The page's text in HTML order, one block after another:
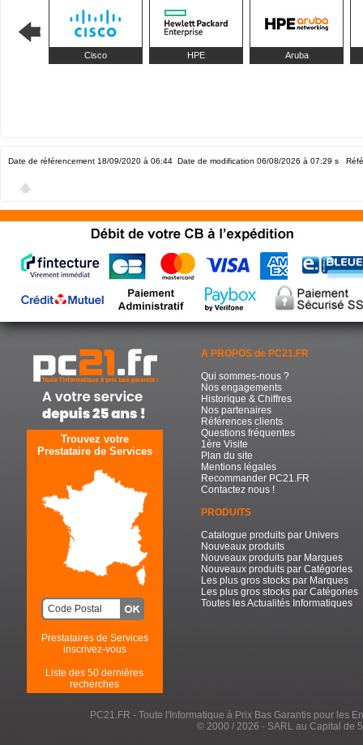
Cisco HPE Aruba
Date de référencement 18/09/2020 à 06:44 Date de modification 06/08/2026 à 07:29 s
Trouvez votre
Prestataire de Services
Prestataires de Services
inscrivez-vous
Liste des 50 dernières
recherches
A PROPOS de PC21.FR
Qui sommes-nous ?
Nos engagements
Historique & Chiffres
Nos partenaires
Références clients
Questions fréquentes
1ère Visite
Plan du site
Mentions légales
Recommander PC21.FR
Contactez nous !
PRODUITS
Catalogue produits par Univers
Nouveaux produits
Nouveaux produits par Marques
Nouveaux produits par Catégories
Les plus gros stocks par Marques
Les plus gros stocks par Catégories
Toutes les Actualités Informatiques
PC21.FR - Toute l'Informatique à Prix Bas Garantis pour les
© 2000 / 2026 - SARL au Capital de